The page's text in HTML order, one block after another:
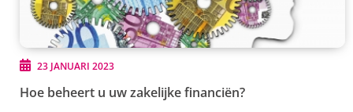
Hoe beheert u uw zakelijke financiën?
23 JANUARI 2023